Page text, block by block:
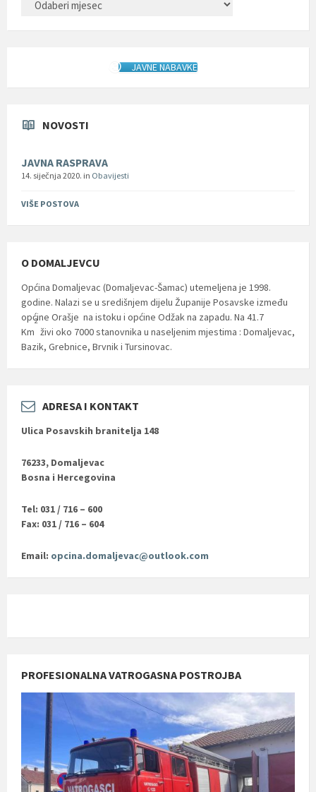
JAVNE NABAVKE
NOVOSTI
JAVNA RASPRAVA
14. siječnja 2020. in Obavijesti
VIŠE POSTOVA
O DOMALJEVCU
Općina Domaljevac (Domaljevac-Šamac) utemeljena je 1998.
godine. Nalazi se u središnjem dijelu Županije Posavske između
općine Orašje na istoku i općine Odžak na zapadu. Na 41.7
Km
2
živi oko 7000 stanovnika u naseljenim mjestima : Domaljevac,
Bazik, Grebnice, Brvnik i Tursinovac.
ADRESA I KONTAKT
Ulica Posavskih branitelja 148
76233, Domaljevac
Bosna i Hercegovina
Tel: 031 / 716 – 600
Fax: 031 / 716 – 604
Email: opcina.domaljevac@outlook.com
PROFESIONALNA VATROGASNA POSTROJBA